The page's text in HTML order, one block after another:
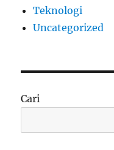
Teknologi
Uncategorized
Cari